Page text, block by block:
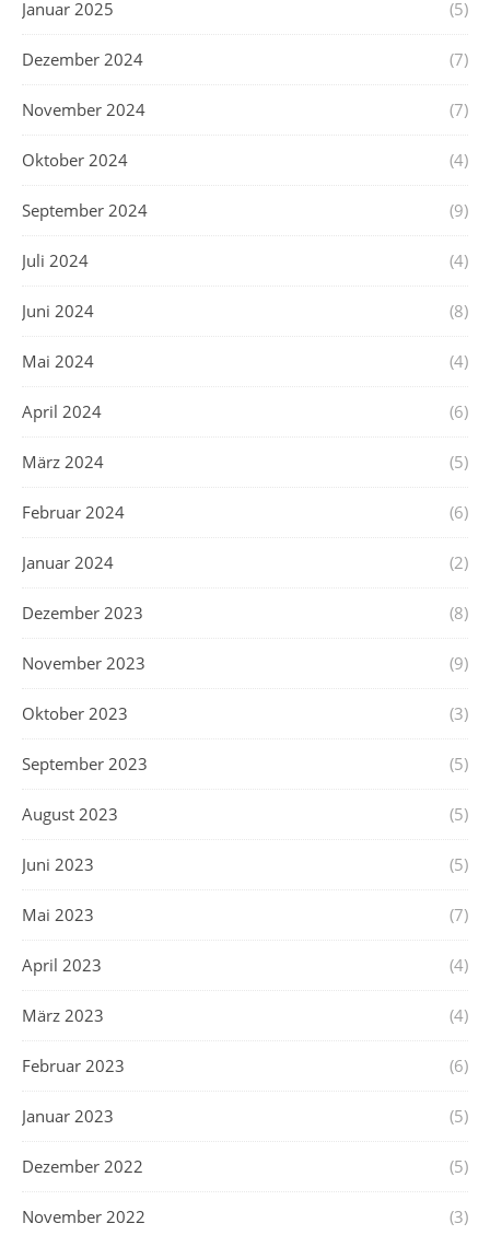
Januar 2025 (5)
Dezember 2024 (7)
November 2024 (7)
Oktober 2024 (4)
September 2024 (9)
Juli 2024 (4)
Juni 2024 (8)
Mai 2024 (4)
April 2024 (6)
März 2024 (5)
Februar 2024 (6)
Januar 2024 (2)
Dezember 2023 (8)
November 2023 (9)
Oktober 2023 (3)
September 2023 (5)
August 2023 (5)
Juni 2023 (5)
Mai 2023 (7)
April 2023 (4)
März 2023 (4)
Februar 2023 (6)
Januar 2023 (5)
Dezember 2022 (5)
November 2022 (3)